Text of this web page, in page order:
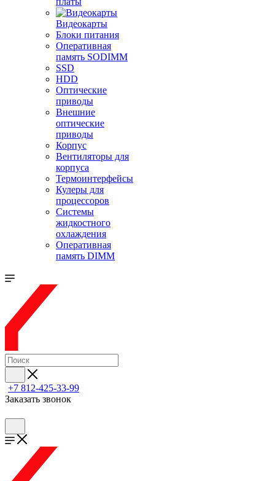
Видеокарты
Блоки питания
Оперативная
память SODIMM
SSD
HDD
Оптические
приводы
Внешние
оптические
приводы
Корпус
Вентиляторы для
корпуса
Термоинтерфейсы
Кулеры для
процессоров
Системы
жидкостного
охлаждения
Оперативная
память DIMM
+7 812-425-33-99
Заказать звонок